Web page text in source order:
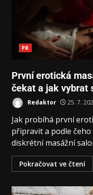
PR
První erotická
čekat a jak vybrat
Redaktor 25. 7.
Jak probíhá první
připravit a podle
diskrétní masážní
Pokračovat ve čtení